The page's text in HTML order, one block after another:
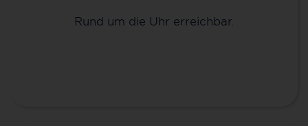
Rund um die Uhr erreichbar.